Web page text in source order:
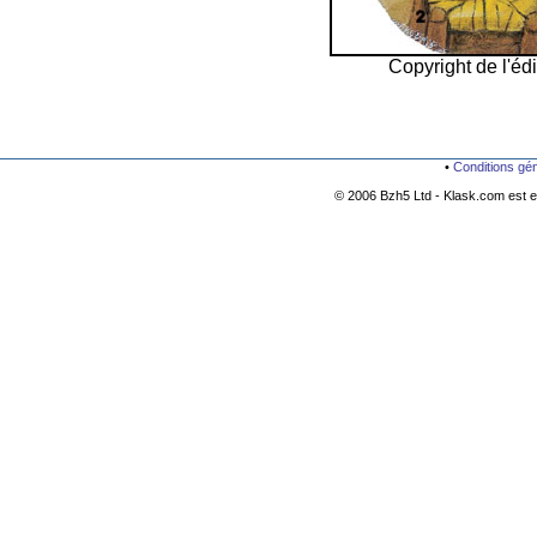
Copyright de
• Conditions
© 2006 Bzh5 Ltd - Klask.com est